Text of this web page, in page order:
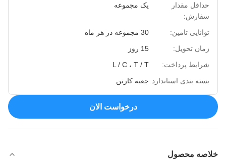
حداقل مقدار
سفارش:
یک مجموعه
توانایی تامین:
30 مجموعه در هر ماه
زمان تحویل:
15 روز
شرایط پرداخت:
L / C ، T / T
بسته بندی استاندارد: جعبه کارتن
درخواست الان
خلاصه محصول